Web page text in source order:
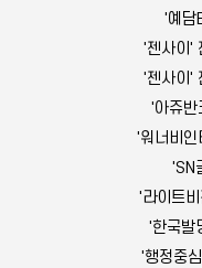
'예담
'젠사이'
'젠사이'
'아쥬반
'워너비인
'SN
'라이트
'한국발
'행정중